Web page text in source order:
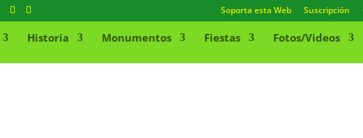
Soporta esta Web Suscripción
Historia Monumentos Fiestas Fotos/Videos